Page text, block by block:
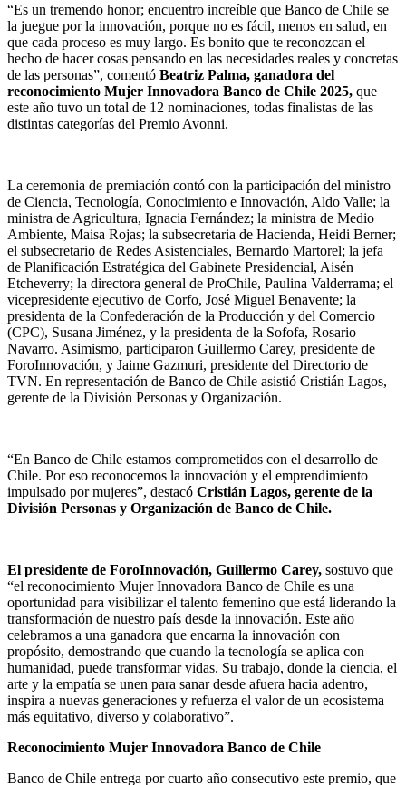
“Es un tremendo honor; encuentro increíble que Banco de Chile se
la juegue por la innovación, porque no es fácil, menos en salud, en
que cada proceso es muy largo. Es bonito que te reconozcan el
hecho de hacer cosas pensando en las necesidades reales y concretas
de las personas”, comentó Beatriz Palma, ganadora del
reconocimiento Mujer Innovadora Banco de Chile 2025, que
este año tuvo un total de 12 nominaciones, todas finalistas de las
distintas categorías del Premio Avonni.
La ceremonia de premiación contó con la participación del ministro
de Ciencia, Tecnología, Conocimiento e Innovación, Aldo Valle; la
ministra de Agricultura, Ignacia Fernández; la ministra de Medio
Ambiente, Maisa Rojas; la subsecretaria de Hacienda, Heidi Berner;
el subsecretario de Redes Asistenciales, Bernardo Martorel; la jefa
de Planificación Estratégica del Gabinete Presidencial, Aisén
Etcheverry; la directora general de ProChile, Paulina Valderrama; el
vicepresidente ejecutivo de Corfo, José Miguel Benavente; la
presidenta de la Confederación de la Producción y del Comercio
(CPC), Susana Jiménez, y la presidenta de la Sofofa, Rosario
Navarro. Asimismo, participaron Guillermo Carey, presidente de
ForoInnovación, y Jaime Gazmuri, presidente del Directorio de
TVN. En representación de Banco de Chile asistió Cristián Lagos,
gerente de la División Personas y Organización.
“En Banco de Chile estamos comprometidos con el desarrollo de
Chile. Por eso reconocemos la innovación y el emprendimiento
impulsado por mujeres”, destacó Cristián Lagos, gerente de la
División Personas y Organización de Banco de Chile.
El presidente de ForoInnovación, Guillermo Carey, sostuvo que
“el reconocimiento Mujer Innovadora Banco de Chile es una
oportunidad para visibilizar el talento femenino que está liderando la
transformación de nuestro país desde la innovación. Este año
celebramos a una ganadora que encarna la innovación con
propósito, demostrando que cuando la tecnología se aplica con
humanidad, puede transformar vidas. Su trabajo, donde la ciencia, el
arte y la empatía se unen para sanar desde afuera hacia adentro,
inspira a nuevas generaciones y refuerza el valor de un ecosistema
más equitativo, diverso y colaborativo”.
Reconocimiento Mujer Innovadora Banco de Chile
Banco de Chile entrega por cuarto año consecutivo este premio, que